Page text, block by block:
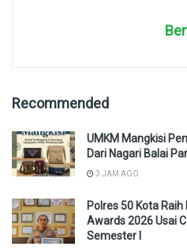
Recommended
UMKM Mangkisi
Dari Nagari Balai
3 JAM AGO
Polres 50 Kota
Awards 2026 Usai
Semester I